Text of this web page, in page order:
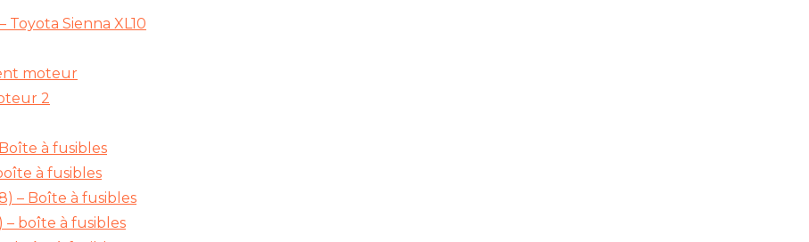
Toyota Sienna XL10
moteur
2
à fusibles
à fusibles
– Boîte à fusibles
– boîte à fusibles